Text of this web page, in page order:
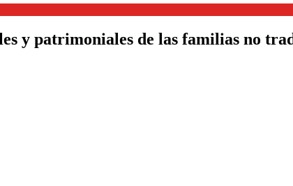
y patrimoniales de las familias no